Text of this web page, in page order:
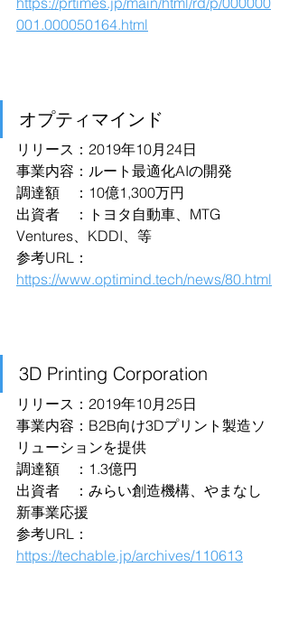
001.000050164.html
オプティマインド
リリース：2019年10月24日
事業内容：ルート最適化AIの開発
調達額　：10億1,300万円
出資者　：トヨタ自動車、MTG
Ventures、KDDI、等
参考URL：
https://www.optimind.tech/news/80.html
3D Printing Corporation
リリース：2019年10月25日
事業内容：B2B向け3Dプリント製造ソ
リューションを提供
調達額　：1.3億円
出資者　：みらい創造機構、やまなし
新事業応援
参考URL：
https://techable.jp/archives/110613